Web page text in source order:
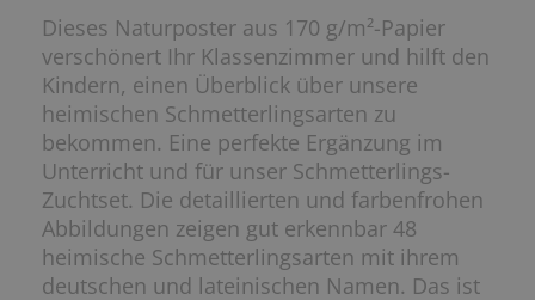
Dieses Naturposter aus 170 g/m²-Papier
verschönert Ihr Klassenzimmer und hilft den
Kindern, einen Überblick über unsere
heimischen Schmetterlingsarten zu
bekommen. Eine perfekte Ergänzung im
Unterricht und für unser Schmetterlings-
Zuchtset. Die detaillierten und farbenfrohen
Abbildungen zeigen gut erkennbar 48
heimische Schmetterlingsarten mit ihrem
deutschen und lateinischen Namen. Das ist